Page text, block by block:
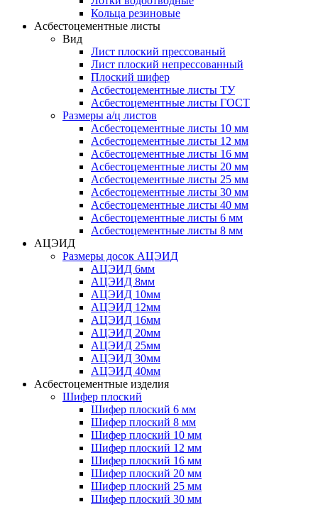
Кольца резиновые
Асбестоцементные листы
Вид
Лист плоский прессованый
Лист плоский непрессованный
Плоский шифер
Асбестоцементные листы ТУ
Асбестоцементные листы ГОСТ
Размеры а/ц листов
Асбестоцементные листы 10 мм
Асбестоцементные листы 12 мм
Асбестоцементные листы 16 мм
Асбестоцементные листы 20 мм
Асбестоцементные листы 25 мм
Асбестоцементные листы 30 мм
Асбестоцементные листы 40 мм
Асбестоцементные листы 6 мм
Асбестоцементные листы 8 мм
АЦЭИД
Размеры досок АЦЭИД
АЦЭИД 6мм
АЦЭИД 8мм
АЦЭИД 10мм
АЦЭИД 12мм
АЦЭИД 16мм
АЦЭИД 20мм
АЦЭИД 25мм
АЦЭИД 30мм
АЦЭИД 40мм
Асбестоцементные изделия
Шифер плоский
Шифер плоский 6 мм
Шифер плоский 8 мм
Шифер плоский 10 мм
Шифер плоский 12 мм
Шифер плоский 16 мм
Шифер плоский 20 мм
Шифер плоский 25 мм
Шифер плоский 30 мм